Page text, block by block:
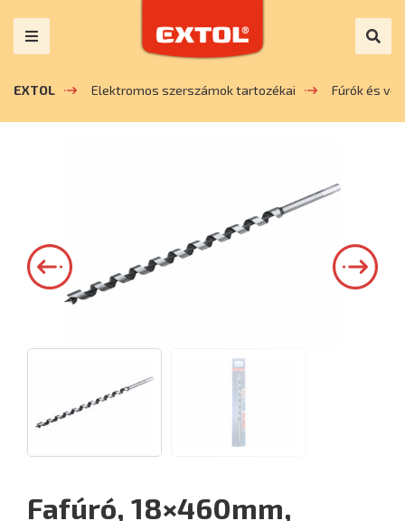
EXTOL Elektromos szerszámok tartozékai Fúrók és
Fafúró, 18×460mm,